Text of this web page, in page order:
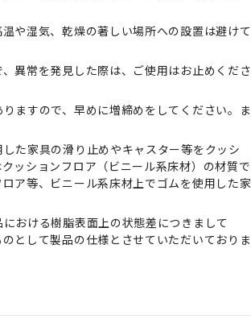
や湿気、乾燥の著しい場所への設置は避けて
異常を発見した際は、ご使用はお止めくださ
ますので、早めに増締めをしてください。ま
た家具の滑り止めやキャスター等をクッシ
ッションフロア（ビニール系床材）の材質で
ア等、ビニール系床材上でゴムを使用した家
おける樹脂表面上の状態差につきまして
として製品の仕様とさせていただいておりま